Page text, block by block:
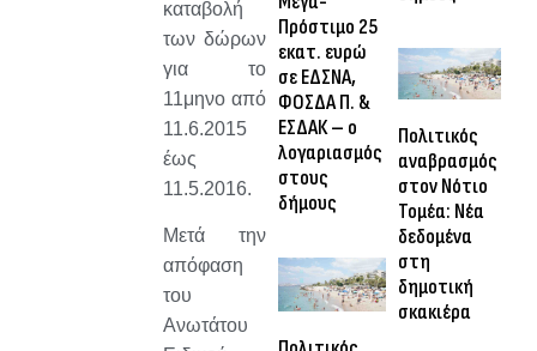
καταβολή
των δώρων
για το
11μηνο από
11.6.2015
έως
11.5.2016.
Μετά την
απόφαση
του
Ανωτάτου
Πρόστιμο 25
εκατ. ευρώ
σε ΕΔΣΝΑ,
ΦΟΣΔΑ Π. &
ΕΣΔΑΚ – ο
λογαριασμός
στους
δήμους
Πολιτικός
αναβρασμός
στον Νότιο
Τομέα: Νέα
δεδομένα
στη
δημοτική
σκακιέρα